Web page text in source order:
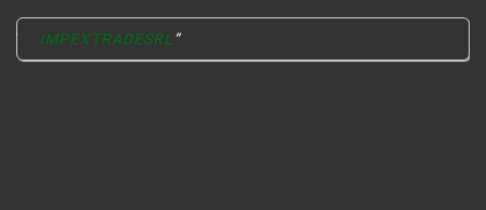
IMPEXTRADESRL